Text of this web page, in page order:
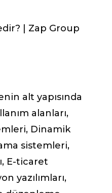
alt yapısında
alanları,
Dinamik
sistemleri,
E-ticaret
yazılımları,